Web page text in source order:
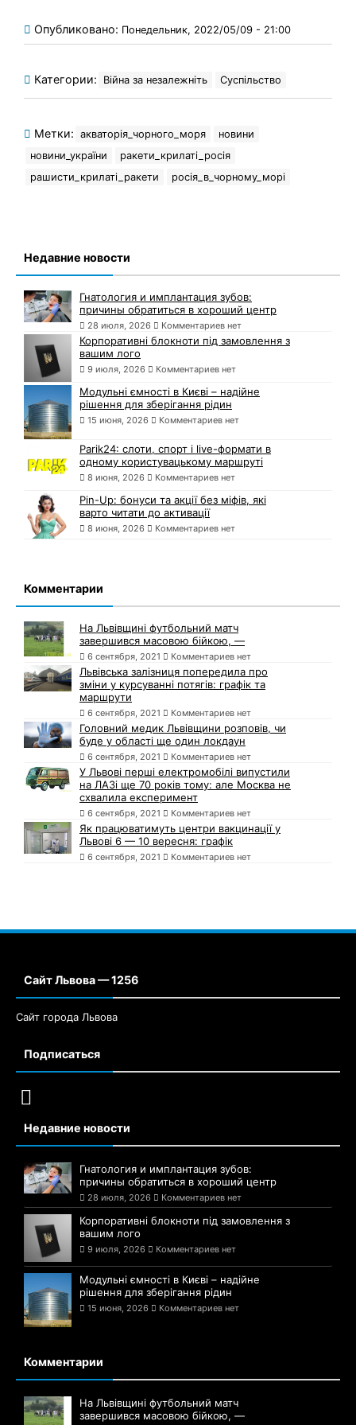
Опубликовано: Понедельник, 2022/05/09 - 21:00
Категории: Війна за незалежніть Суспільство
Метки: акваторія_чорного_моря
новини
новини_україни
ракети_крилаті_росія
рашисти_крилаті_ракети
росія_в_чорному_морі
Недавние новости
Гнатология и имплантация зубов:
причины обратиться в хороший центр
28 июля, 2026 Комментариев нет
Корпоративні блокноти під замовлення з
вашим лого
9 июля, 2026 Комментариев нет
Модульні ємності в Києві – надійне
рішення для зберігання рідин
15 июня, 2026 Комментариев нет
Parik24: слоти, спорт і live-формати в
одному користувацькому маршруті
8 июня, 2026 Комментариев нет
Pin-Up: бонуси та акції без міфів, які
варто читати до активації
8 июня, 2026 Комментариев нет
Комментарии
На Львівщині футбольний матч
завершився масовою бійкою, —
6 сентября, 2021 Комментариев нет
Львівська залізниця попередила про
зміни у курсуванні потягів: графік та
маршрути
6 сентября, 2021 Комментариев нет
Головний медик Львівщини розповів, чи
буде у області ще один локдаун
6 сентября, 2021 Комментариев нет
У Львові перші електромобілі випустили
на ЛАЗі ще 70 років тому: але Москва не
схвалила експеримент
6 сентября, 2021 Комментариев нет
Як працюватимуть центри вакцинації у
Львові 6 — 10 вересня: графік
6 сентября, 2021 Комментариев нет
Сайт Львова — 1256
Сайт города Львова
Подписаться
Недавние новости
Гнатология и имплантация зубов:
причины обратиться в хороший центр
28 июля, 2026 Комментариев нет
Корпоративні блокноти під замовлення з
вашим лого
9 июля, 2026 Комментариев нет
Модульні ємності в Києві – надійне
рішення для зберігання рідин
15 июня, 2026 Комментариев нет
Комментарии
На Львівщині футбольний матч
завершився масовою бійкою, —